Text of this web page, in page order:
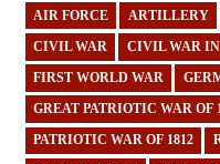
AIR FORCE ARTILLERY
CIVIL WAR CIVIL WAR
FIRST WORLD WAR
GREAT PATRIOTIC WAR OF
PATRIOTIC WAR OF 1812